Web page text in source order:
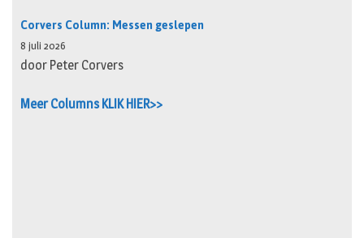
Corvers Column: Messen geslepen
8 juli 2026
door Peter Corvers
Meer Columns KLIK HIER>>